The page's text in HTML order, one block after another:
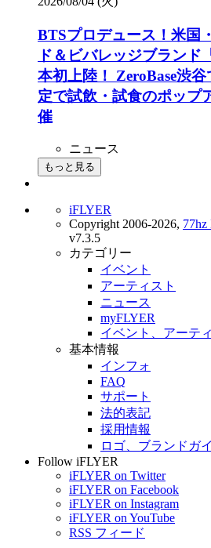
BTSプロデュース！米国
ド＆ビバレッジブランド
本初上陸！ ZeroBase渋
定で試飲・試食のポップ
催
ニュース
もっと見る
iFLYER
Copyright 2006-2026, 77hz
v7.3.5
カテゴリー
イベント
アーティスト
ニュース
myFLYER
イベント、アーテ
基本情報
インフォ
FAQ
サポート
法的表記
採用情報
ロゴ、ブランドガ
Follow iFLYER
iFLYER on Twitter
iFLYER on Facebook
iFLYER on Instagram
iFLYER on YouTube
RSS フィード